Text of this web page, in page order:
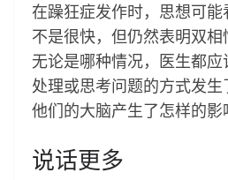
在躁狂症发作时，思想可
不是很快，但仍然表明双相
无论是哪种情况，医生都
处理或思考问题的方式发
他们的大脑产生了怎样的影
说话更多